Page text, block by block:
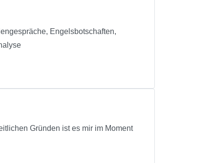
Engelsbotschaften,
Gründen ist es mir im Moment